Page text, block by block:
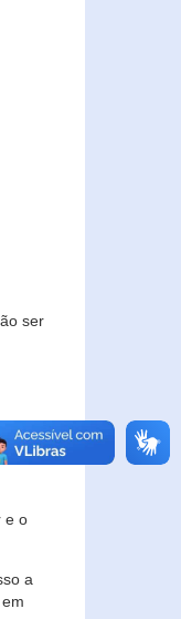
ser
e o
a